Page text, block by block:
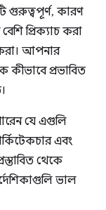
গুরুত্বপূর্ণ, কারণ
প্রিক্যাচ করা
আপনার
কীভাবে প্রভাবিত
যে এগুলি
এবং
থেকে
ভাল